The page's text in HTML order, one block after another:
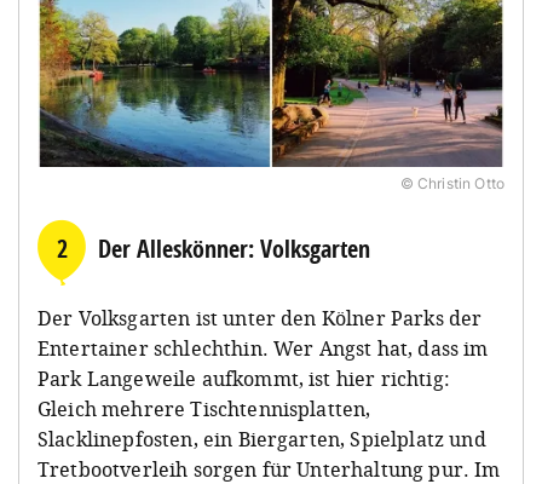
© Christin Otto
2 Der Alleskönner: Volksgarten
Der Volksgarten ist unter den Kölner Parks der
Entertainer schlechthin. Wer Angst hat, dass im
Park Langeweile aufkommt, ist hier richtig:
Gleich mehrere Tischtennisplatten,
Slacklinepfosten, ein Biergarten, Spielplatz und
Tretbootverleih sorgen für Unterhaltung pur. Im